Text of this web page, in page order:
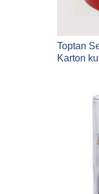
Toptan
Karton